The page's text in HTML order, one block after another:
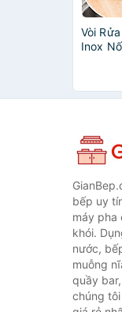
Vòi
Inox
Kiệm
Hợp
bếp uy
máy pha
khói.
nước,
muỗng
quầy
chúng